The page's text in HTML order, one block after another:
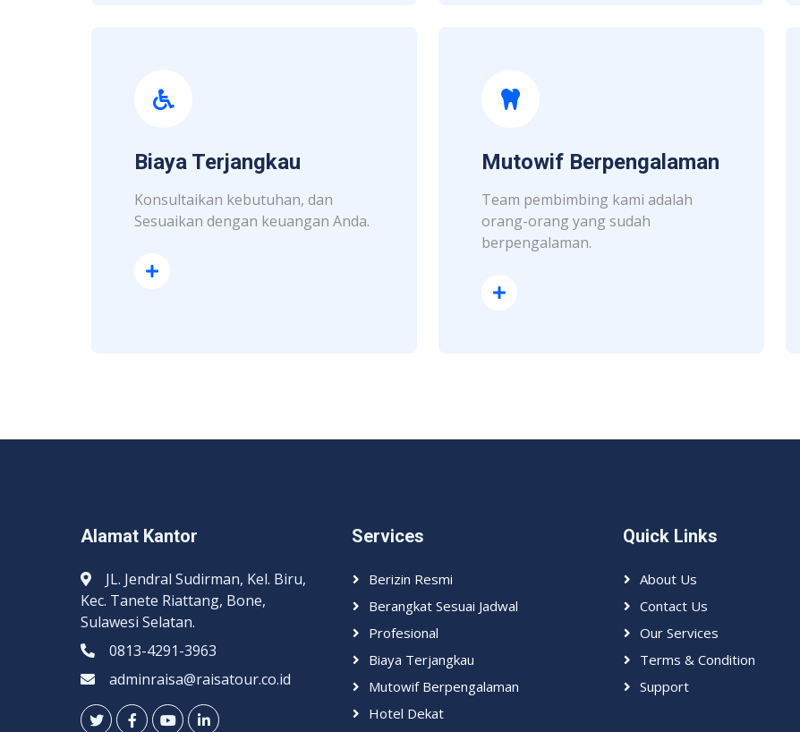
Biaya Terjangkau
Konsultaikan kebutuhan, dan
Sesuaikan dengan keuangan Anda.
Mutowif Berpengalaman
Team pembimbing kami adalah
orang-orang yang sudah
berpengalaman.
Alamat Kantor
JL. Jendral Sudirman, Kel. Biru,
Kec. Tanete Riattang, Bone,
Sulawesi Selatan.
0813-4291-3963
adminraisa@raisatour.co.id
Services
Berizin Resmi
Berangkat Sesuai Jadwal
Profesional
Biaya Terjangkau
Mutowif Berpengalaman
Hotel Dekat
Quick Links
About Us
Contact Us
Our Services
Terms & Condition
Support